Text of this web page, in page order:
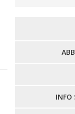
LINEE
LINEE
INFO